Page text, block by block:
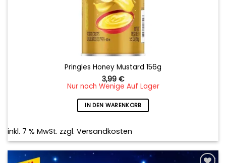
Pringles Honey Mustard 156g
3,99 €
Nur noch Wenige Auf Lager
IN DEN WARENKORB
inkl. 7 % MwSt. zzgl. Versandkosten